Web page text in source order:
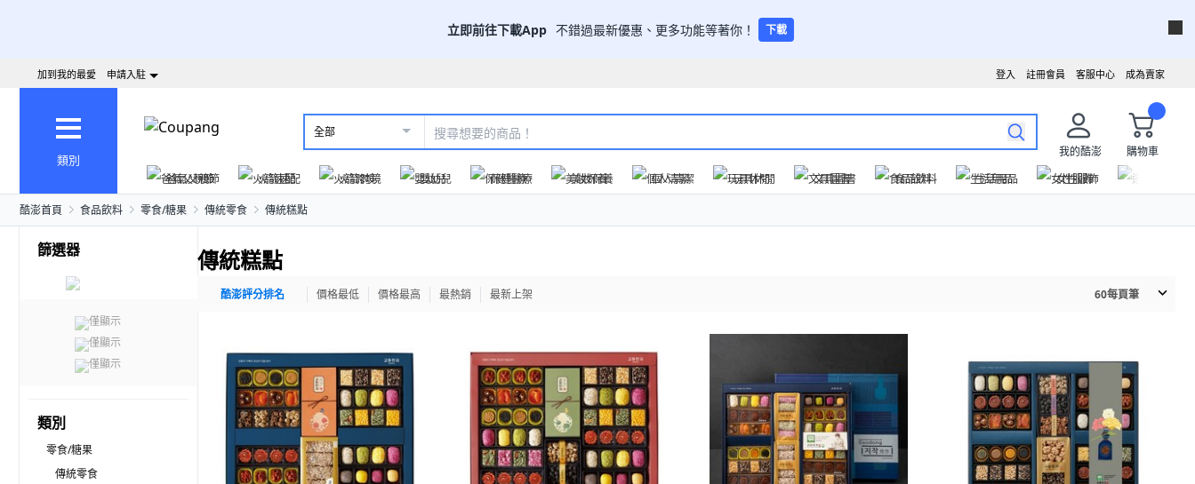
立即前往下載App 不錯過最新優惠、更多功能等著你！ 下載
成為賣家
客服中心
註冊會員
登入
加到我的最愛 申請入駐
類別
全部
我的酷澎
購物車
爸氣父親節
火箭速配 火箭跨境 嬰幼兒 保健醫療 美妝保養 個人清潔 玩具休閒 文具圖書 食品飲料 生活用品 女性服飾
酷澎首頁 食品飲料 零食/糖果 傳統零食 傳統糕點
篩選器
僅顯示
僅顯示
僅顯示
類別
零食/糖果
傳統零食
傳統糕點
酷澎評分排名 價格最低 價格最高 最熱銷 最新上架 60每頁筆